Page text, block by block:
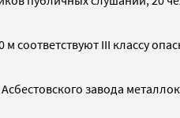
III классу
завода